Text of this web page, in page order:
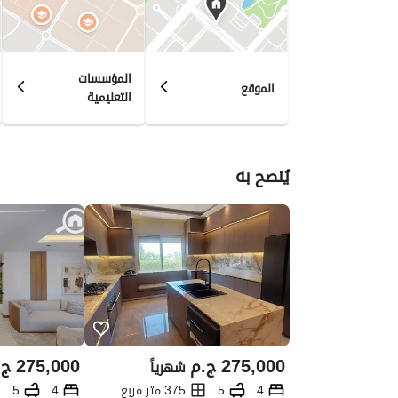
الموقع المؤسسات
التعليمية
يُنصح به
ج.م275,000 شهرياً
4
5 375 متر مربع
275,000
4
5